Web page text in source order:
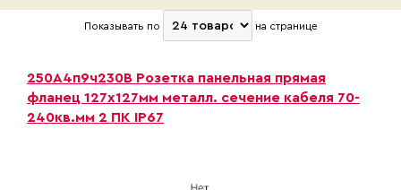
Показывать по на странице
250А4п9ч230B Розетка панельная прямая
фланец 127х127мм металл. сечение кабеля 70-
240кв.мм 2 ПК IP67